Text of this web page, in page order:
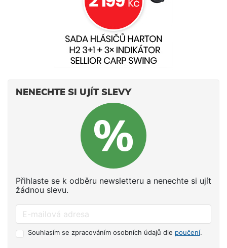
NENECHTE SI UJÍT SLEVY
Přihlaste se k odběru newsletteru a nenechte si ujít
žádnou slevu.
Souhlasím se zpracováním osobních údajů dle poučení.